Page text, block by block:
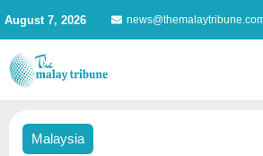
content
August 7, 2026
Malaysia